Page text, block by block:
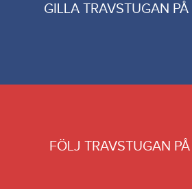
GILLA TRAVSTUGAN PÅ
FÖLJ TRAVSTUGAN PÅ